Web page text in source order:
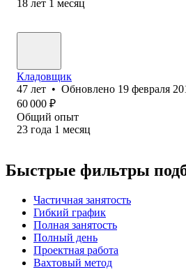
18 лет 1 месяц
Кладовщик
47 лет • Обновлено 19 февраля
60 000 ₽
Общий опыт
23 года 1 месяц
Быстрые фильтры
Частичная занятость
Гибкий график
Полная занятость
Полный день
Проектная работа
Вахтовый метод